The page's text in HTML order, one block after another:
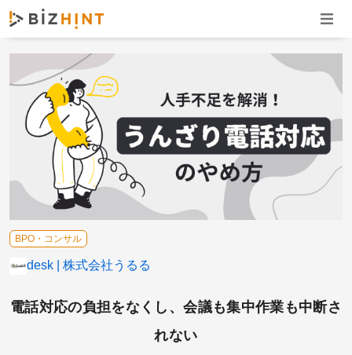
ナビ
電話対応の負担をなくし、会議も集中作業も中断さ
れない
BPO・コンサル
fondesk 株式会社うるる